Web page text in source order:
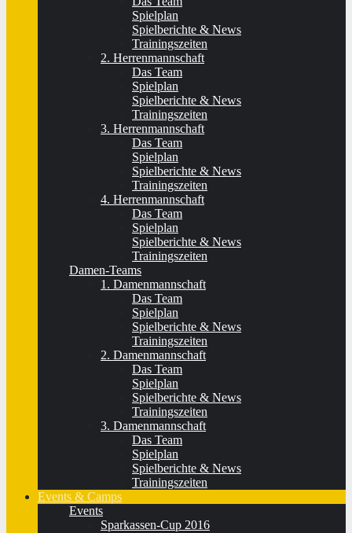
Spielplan
Spielberichte & News
Trainingszeiten
2. Herrenmannschaft
Das Team
Spielplan
Spielberichte & News
Trainingszeiten
3. Herrenmannschaft
Das Team
Spielplan
Spielberichte & News
Trainingszeiten
4. Herrenmannschaft
Das Team
Spielplan
Spielberichte & News
Trainingszeiten
Damen-Teams
1. Damenmannschaft
Das Team
Spielplan
Spielberichte & News
Trainingszeiten
2. Damenmannschaft
Das Team
Spielplan
Spielberichte & News
Trainingszeiten
3. Damenmannschaft
Das Team
Spielplan
Spielberichte & News
Trainingszeiten
Events & Camps
Events
Sparkassen-Cup 2016